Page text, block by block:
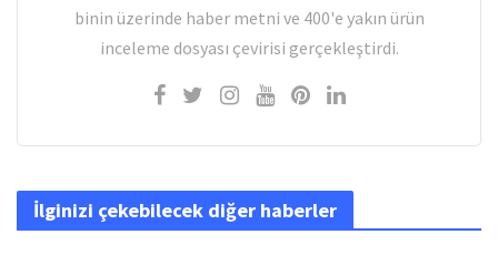
binin üzerinde haber metni ve 400'e yakın ürün
inceleme dosyası çevirisi gerçekleştirdi.
İlginizi çekebilecek diğer haberler